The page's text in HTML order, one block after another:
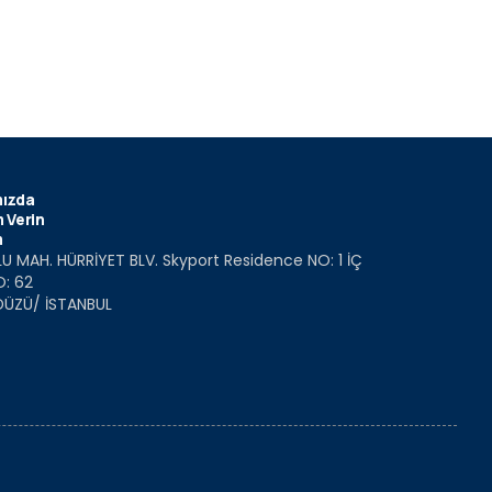
Verin
MAH. HÜRRİYET BLV. Skyport Residence NO: 1 İÇ
62
İSTANBUL